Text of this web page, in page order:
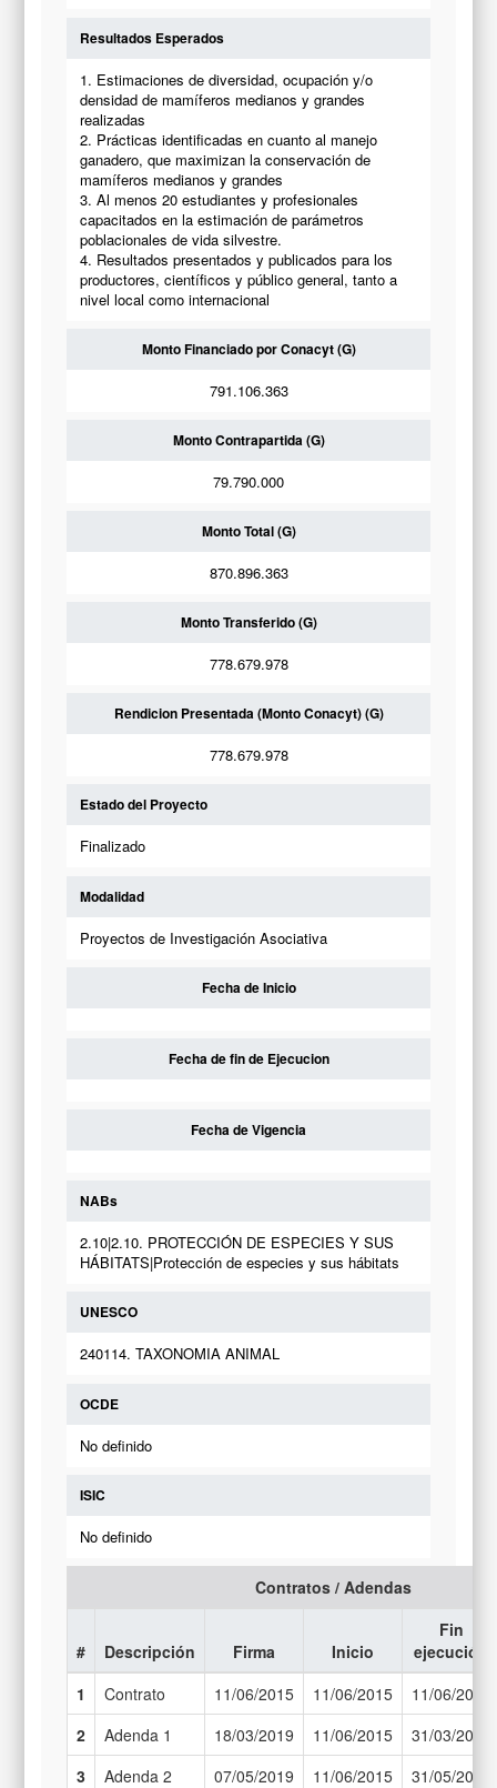
Resultados Esperados
1. Estimaciones de diversidad, ocupación y/o
densidad de mamíferos medianos y grandes
realizadas
2. Prácticas identificadas en cuanto al manejo
ganadero, que maximizan la conservación de
mamíferos medianos y grandes
3. Al menos 20 estudiantes y profesionales
capacitados en la estimación de parámetros
poblacionales de vida silvestre.
4. Resultados presentados y publicados para los
productores, científicos y público general, tanto a
nivel local como internacional
Monto Financiado por Conacyt (G)
791.106.363
Monto Contrapartida (G)
79.790.000
Monto Total (G)
870.896.363
Monto Transferido (G)
778.679.978
Rendicion Presentada (Monto Conacyt) (G)
778.679.978
Estado del Proyecto
Finalizado
Modalidad
Proyectos de Investigación Asociativa
Fecha de Inicio
Fecha de fin de Ejecucion
Fecha de Vigencia
NABs
2.10|2.10. PROTECCIÓN DE ESPECIES Y SUS
HÁBITATS|Protección de especies y sus hábitats
UNESCO
240114. TAXONOMIA ANIMAL
OCDE
No definido
ISIC
No definido
Contratos / Adendas
# Descripción Firma Inicio
Fin
ejecución
1
Contrato 11/06/2015 11/06/2015
11/06/2017
2
Adenda 1 18/03/2019 11/06/2015
31/03/2019
3
Adenda 2 07/05/2019 11/06/2015
31/05/2019